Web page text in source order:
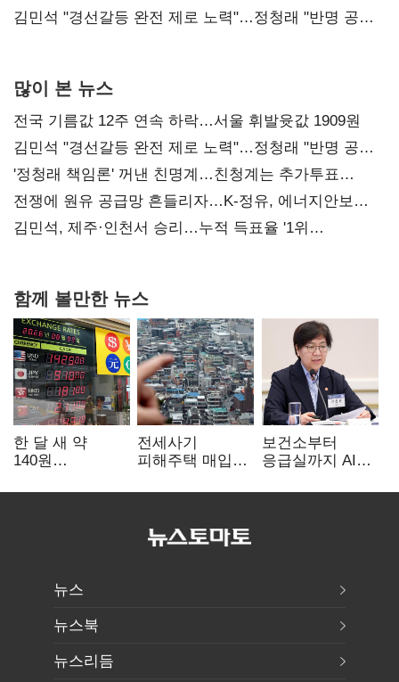
다툼 격화
김민석 "경선갈등 완전 제로 노력"…정청래 "반명 공세
많이 본 뉴스
전국 기름값 12주 연속 하락…서울 휘발윳값 1909원
김민석 "경선갈등 완전 제로 노력"…정청래 "반명 공세
사과부터"
'정청래 책임론' 꺼낸 친명계…친청계는 추가투표
때리기
전쟁에 원유 공급망 흔들리자…K-정유, 에너지안보
핵심으로 재부상
김민석, 제주·인천서 승리…누적 득표율 '1위
함께 볼만한 뉴스
한 달 새 약
140원
엔저'에 원화
전세사기
피해주택 매입
누적 피해자
보건소부터
응급실까지 AI
혁신 본격화
뉴스
뉴스북
뉴스리듬